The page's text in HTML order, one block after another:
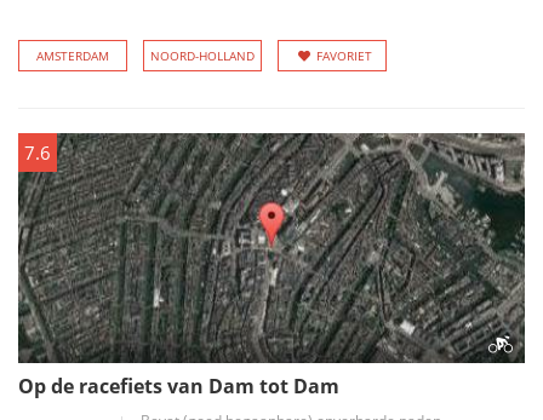
AMSTERDAM NOORD-HOLLAND FAVORIET
7.6
Op de racefiets van Dam tot Dam